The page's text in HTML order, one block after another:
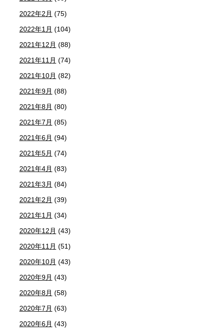
2022年2月 (75)
2022年1月 (104)
2021年12月 (88)
2021年11月 (74)
2021年10月 (82)
2021年9月 (88)
2021年8月 (80)
2021年7月 (85)
2021年6月 (94)
2021年5月 (74)
2021年4月 (83)
2021年3月 (84)
2021年2月 (39)
2021年1月 (34)
2020年12月 (43)
2020年11月 (51)
2020年10月 (43)
2020年9月 (43)
2020年8月 (58)
2020年7月 (63)
2020年6月 (43)